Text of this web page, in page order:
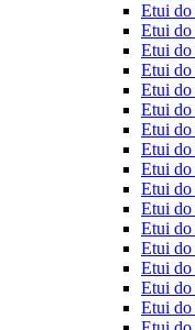
Etui
Etui
Etui
Etui
Etui
Etui
Etui
Etui
Etui
Etui
Etui
Etui
Etui
Etui
Etui
Etui